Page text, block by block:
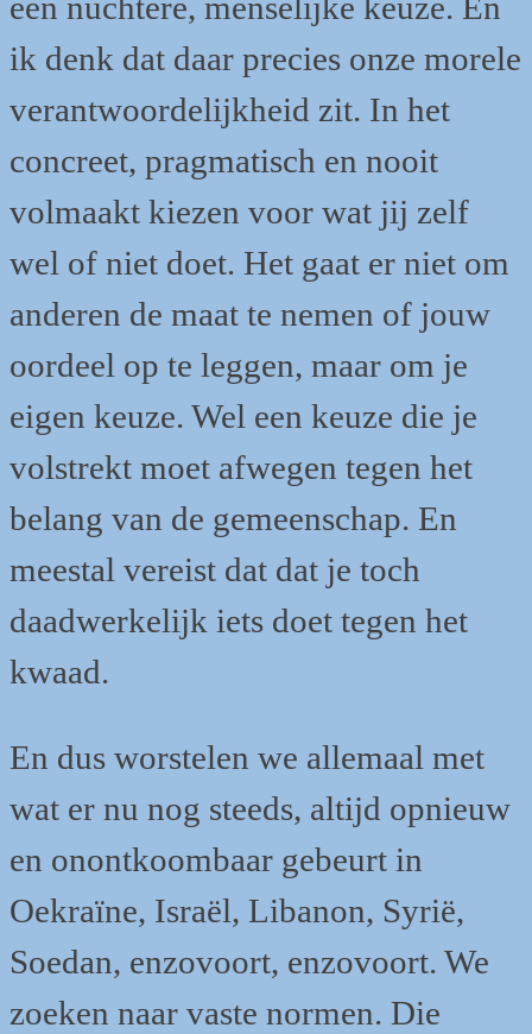
een nuchtere, menselijke keuze. En
ik denk dat daar precies onze morele
verantwoordelijkheid zit. In het
concreet, pragmatisch en nooit
volmaakt kiezen voor wat jij zelf
wel of niet doet. Het gaat er niet om
anderen de maat te nemen of jouw
oordeel op te leggen, maar om je
eigen keuze. Wel een keuze die je
volstrekt moet afwegen tegen het
belang van de gemeenschap. En
meestal vereist dat dat je toch
daadwerkelijk iets doet tegen het
kwaad.
En dus worstelen we allemaal met
wat er nu nog steeds, altijd opnieuw
en onontkoombaar gebeurt in
Oekraïne, Israël, Libanon, Syrië,
Soedan, enzovoort, enzovoort. We
zoeken naar vaste normen. Die